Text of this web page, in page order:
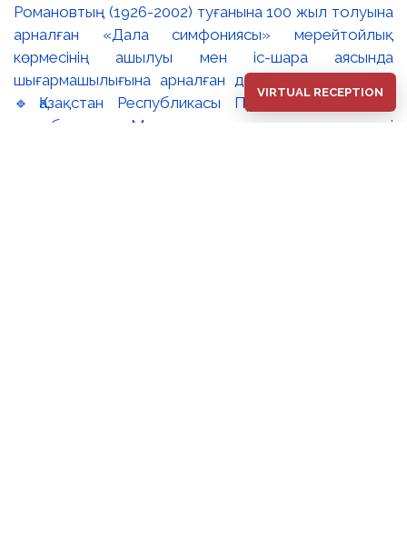
Романовтың (1926-2002) туғанына 100 жыл толуына
арналған «Дала симфониясы» мерейтойлық
көрмесінің ашылуы мен іс-шара аясында
шығармашылығына арналған дөңгелек үстел өтті.
🔹Қазақстан Республикасы Премьер-Министрінің
орынбасары – Мәдениет және ақпарат министрі
VIRTUAL RECEPTION